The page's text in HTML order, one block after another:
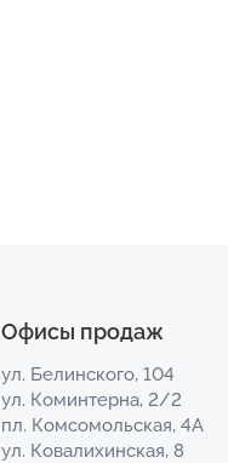
Офисы продаж
ул. Белинского, 104
ул. Коминтерна, 2/2
пл. Комсомольская, 4А
ул. Ковалихинская, 8